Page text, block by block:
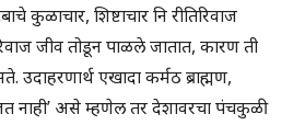
कुळाचार, शिष्टाचार नि रीतिरिवाज
जीव तोडून पाळले जातात, कारण ती
उदाहरणार्थ एखादा कर्मठ ब्राह्मण,
नाही’ असे म्हणेल तर देशावरचा पंचकुळी